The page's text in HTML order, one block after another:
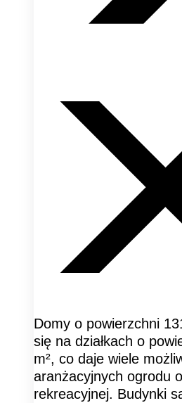
Domy o powierzchni
się na działkach o
m², co daje wiele
aranżacyjnych ogrodu
rekreacyjnej. Budynki